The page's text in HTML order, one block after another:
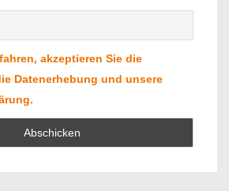
akzeptieren Sie die
Datenerhebung und unsere